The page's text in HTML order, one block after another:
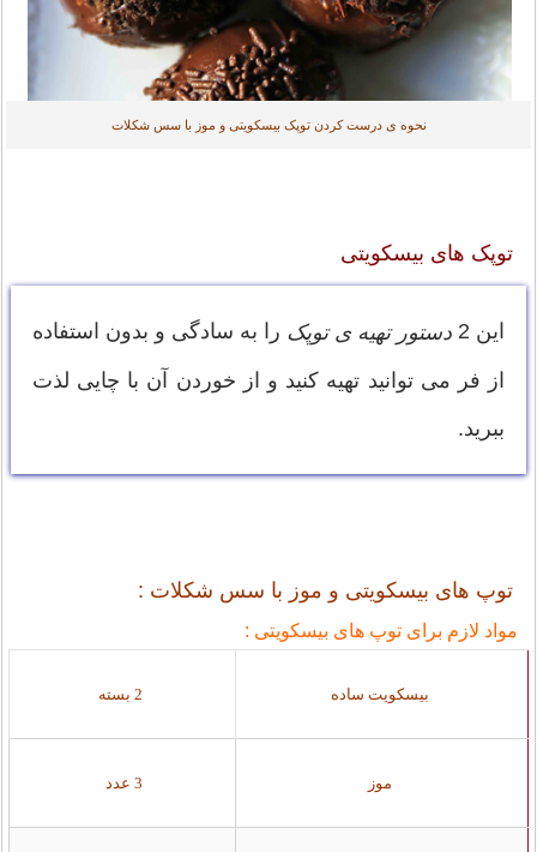
نحوه ی درست کردن توپک بیسکویتی و موز با سس شکلات
توپک های بیسکویتی
این 2 دستور تهیه ی توپک را به سادگی و بدون استفاده
از فر می توانید تهیه کنید و از خوردن آن با چایی لذت
ببرید.
توپ های بیسکویتی و موز با سس شکلات :
مواد لازم برای توپ های بیسکویتی :
بيسكويت ساده
موز 3 عدد